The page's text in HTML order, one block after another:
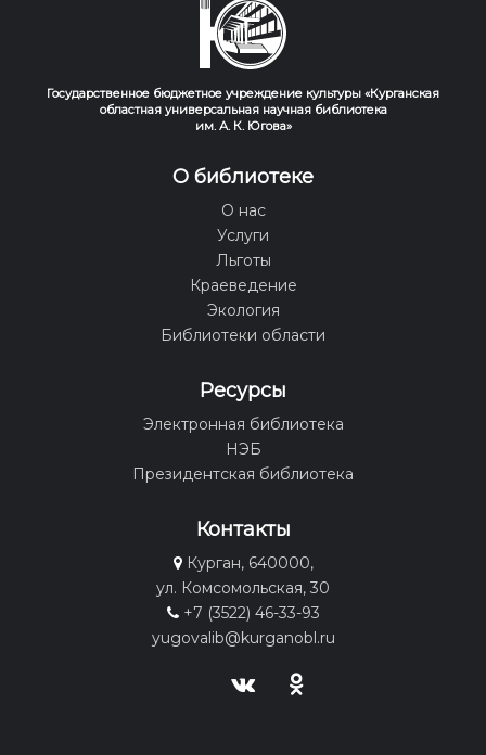
Государственное бюджетное учреждение культуры «Курганская
областная универсальная научная библиотека
им. А. К. Югова»
О библиотеке
О нас
Услуги
Льготы
Краеведение
Экология
Библиотеки области
Ресурсы
Электронная библиотека
НЭБ
Президентская библиотека
Контакты
Курган, 640000,
ул. Комсомольская, 30
+7 (3522) 46-33-93
yugovalib@kurganobl.ru